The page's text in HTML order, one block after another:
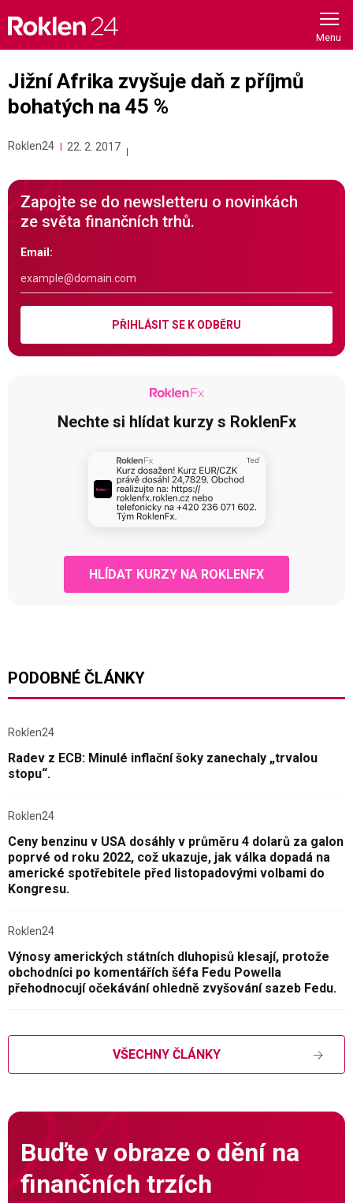
content
Jižní Afrika zvyšuje daň z příjmů
bohatých na 45 %
Roklen24 22. 2. 2017
Zapojte se do newsletteru o novinkách
ze světa finančních trhů.
Email:
PŘIHLÁSIT SE K ODBĚRU
Nechte si hlídat kurzy s RoklenFx
HLÍDAT KURZY NA ROKLENFX
PODOBNÉ ČLÁNKY
Roklen24
Radev z ECB: Minulé inflační šoky zanechaly „trvalou
stopu“.
Roklen24
Ceny benzinu v USA dosáhly v průměru 4 dolarů za galon
poprvé od roku 2022, což ukazuje, jak válka dopadá na
americké spotřebitele před listopadovými volbami do
Kongresu.
Roklen24
Výnosy amerických státních dluhopisů klesají, protože
obchodníci po komentářích šéfa Fedu Powella
přehodnocují očekávání ohledně zvyšování sazeb Fedu.
VŠECHNY ČLÁNKY
Buďte v obraze o dění na
finančních trzích